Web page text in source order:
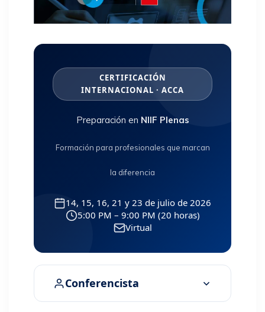
CERTIFICACIÓN
INTERNACIONAL · ACCA
Preparación en NIIF Plenas
Formación para profesionales que marcan
la diferencia
14, 15, 16, 21 y 23 de julio de 2026
5:00 PM – 9:00 PM (20 horas)
Virtual
Conferencista